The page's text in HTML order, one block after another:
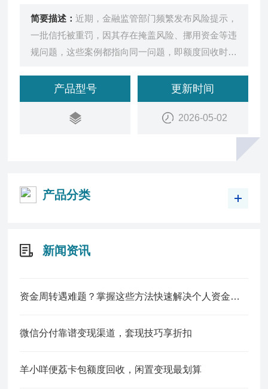
简要描述：近期，金融监管部门频繁发布风险提示，
一批信托被重罚，因其存在掩盖风险、挪用资金等违
规问题，这些案例都指向同一问题，即额度回收时安
产品型号 更新时间
2026-05-02
产品分类
新闻资讯
资金周转遇难题？掌握这些方法快速解决个人资金缺口
微信分付靠谱变现渠道，套现技巧享折扣
羊小咩便荔卡包额度回收，闲置变现最划算